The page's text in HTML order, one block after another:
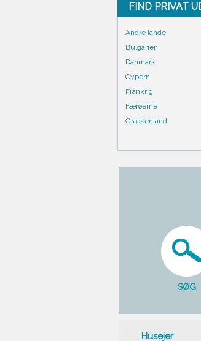
FIND PRIVAT
Andre lande
Bulgarien
Danmark
Cypern
Frankrig
Færøerne
Grækenland
SØG
Husejer